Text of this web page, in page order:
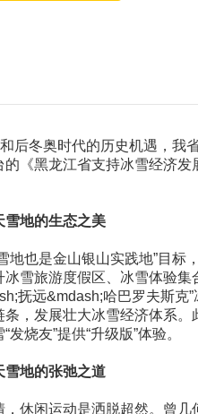
后冬奥时代的历史机遇，
《黑龙江省支持冰雪经济
雪地的生态之美
地也是金山银山实践地”目
冰雪旅游度假区、冰雪体验
抚远&mdash;哈巴罗夫斯克
条，发展壮大冰雪经济体系
烧友”提供“升级版”体验。
雪地的张弛之道
休闲运动是洒脱超然。曾几